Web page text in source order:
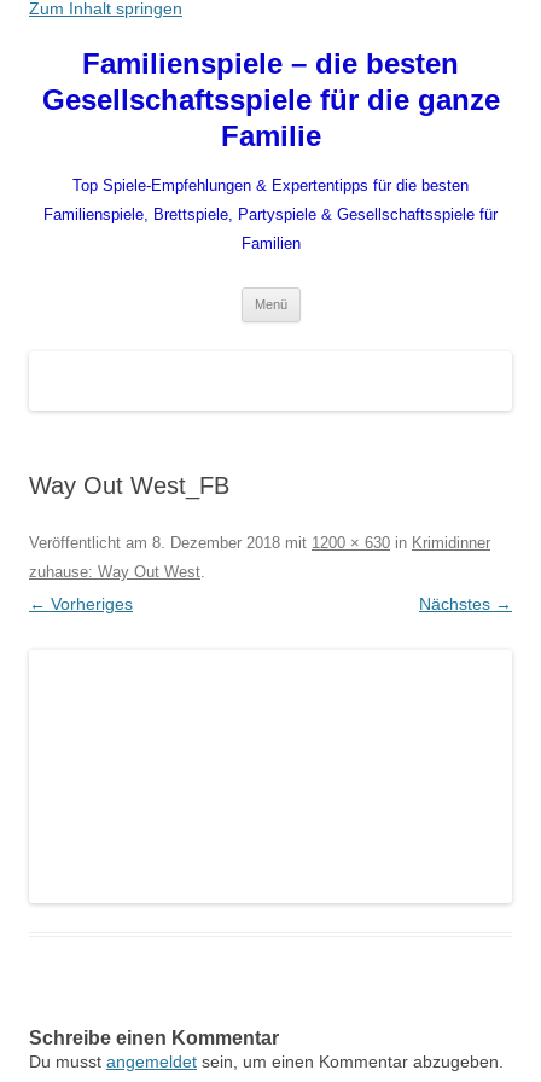
Zum Inhalt springen
Familienspiele – die besten
Gesellschaftsspiele für die ganze
Familie
Top Spiele-Empfehlungen & Expertentipps für die besten
Familienspiele, Brettspiele, Partyspiele & Gesellschaftsspiele für
Familien
Menü
Way Out West_FB
Veröffentlicht am 8. Dezember 2018 mit 1200 × 630 in Krimidinner
zuhause: Way Out West.
← Vorheriges Nächstes →
Schreibe einen Kommentar
Du musst angemeldet sein, um einen Kommentar abzugeben.